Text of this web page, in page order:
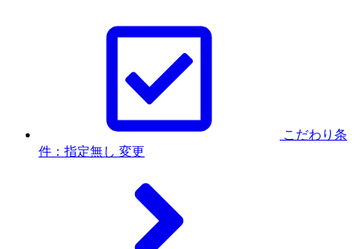
こだわり条
件：指定無し 変更